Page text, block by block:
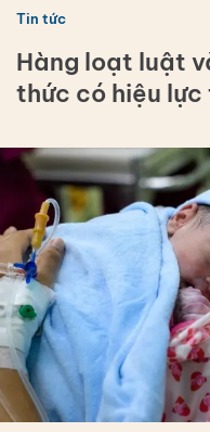
Tin tức
Hàng loạt luật
thức có hiệu